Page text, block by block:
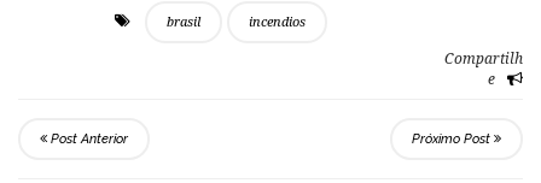
brasil incendios
Compartilh
e
Post Anterior Próximo Post